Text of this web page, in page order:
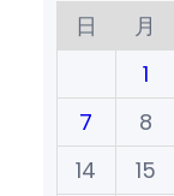
日
月
1
7
8
14
15